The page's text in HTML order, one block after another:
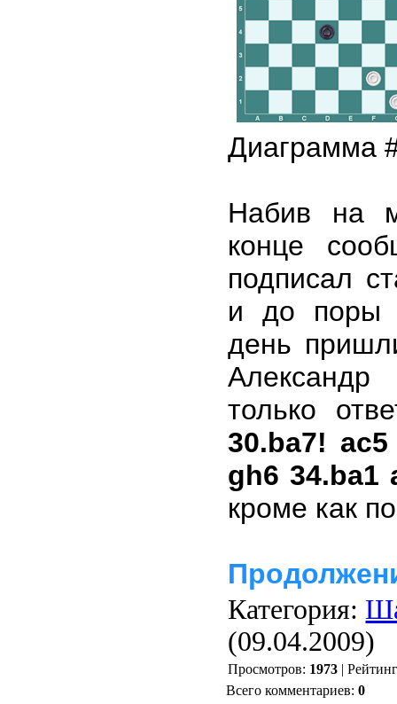
Диаграмма
Набив на
конце
подписал
и до поры
день
только
30.ba7!
gh6 34.ba1
кроме как
Категория:
(09.04.2009)
Просмотров: 1973 |
Всего комментариев:0